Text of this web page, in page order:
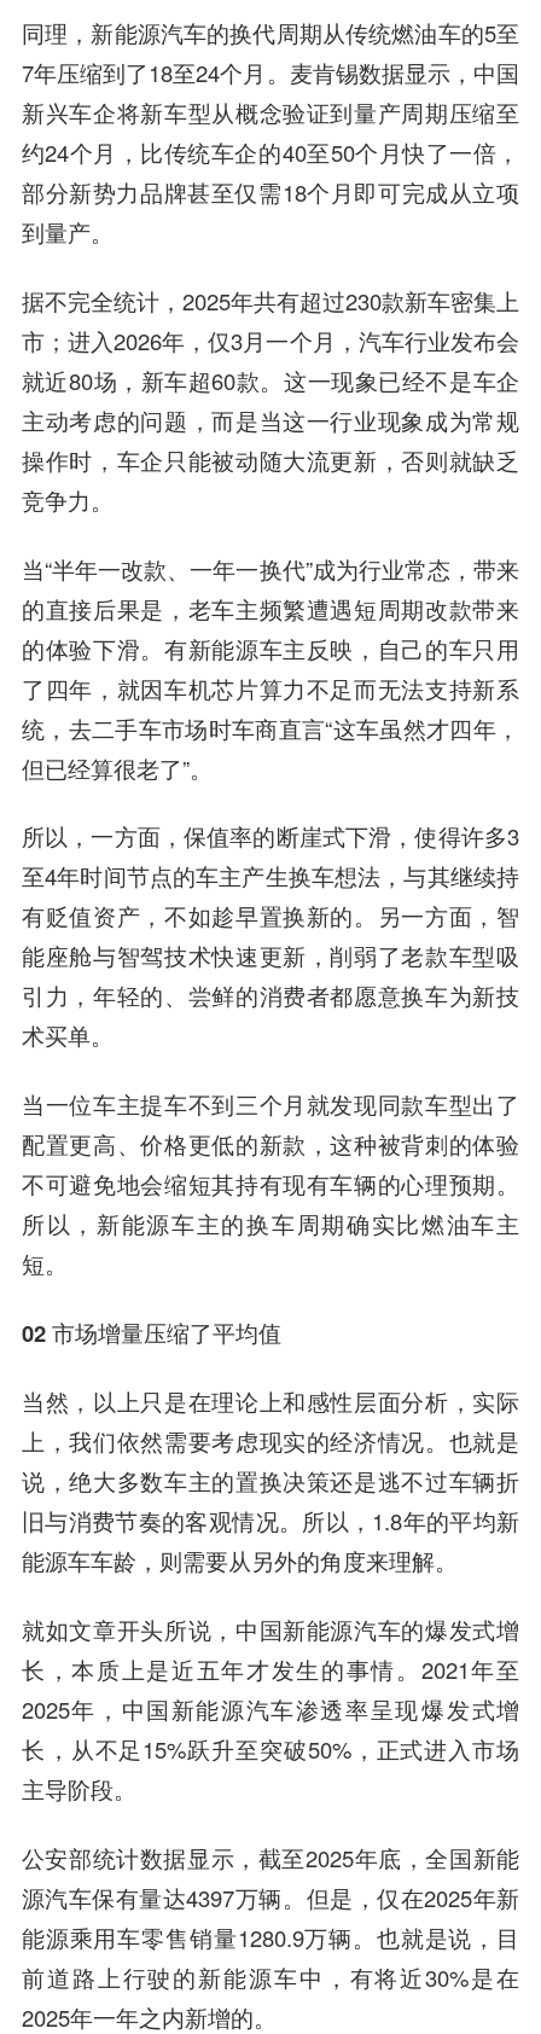
同理，新能源汽车的换代周期从传统燃油车的5至
7年压缩到了18至24个月。麦肯锡数据显示，中国
新兴车企将新车型从概念验证到量产周期压缩至
约24个月，比传统车企的40至50个月快了一倍，
部分新势力品牌甚至仅需18个月即可完成从立项
到量产。
据不完全统计，2025年共有超过230款新车密集上
市；进入2026年，仅3月一个月，汽车行业发布会
就近80场，新车超60款。这一现象已经不是车企
主动考虑的问题，而是当这一行业现象成为常规
操作时，车企只能被动随大流更新，否则就缺乏
竞争力。
当“半年一改款、一年一换代”成为行业常态，带来
的直接后果是，老车主频繁遭遇短周期改款带来
的体验下滑。有新能源车主反映，自己的车只用
了四年，就因车机芯片算力不足而无法支持新系
统，去二手车市场时车商直言“这车虽然才四年，
但已经算很老了”。
所以，一方面，保值率的断崖式下滑，使得许多3
至4年时间节点的车主产生换车想法，与其继续持
有贬值资产，不如趁早置换新的。另一方面，智
能座舱与智驾技术快速更新，削弱了老款车型吸
引力，年轻的、尝鲜的消费者都愿意换车为新技
术买单。
当一位车主提车不到三个月就发现同款车型出了
配置更高、价格更低的新款，这种被背刺的体验
不可避免地会缩短其持有现有车辆的心理预期。
所以，新能源车主的换车周期确实比燃油车主
短。
02市场增量压缩了平均值
当然，以上只是在理论上和感性层面分析，实际
上，我们依然需要考虑现实的经济情况。也就是
说，绝大多数车主的置换决策还是逃不过车辆折
旧与消费节奏的客观情况。所以，1.8年的平均新
能源车车龄，则需要从另外的角度来理解。
就如文章开头所说，中国新能源汽车的爆发式增
长，本质上是近五年才发生的事情。2021年至
2025年，中国新能源汽车渗透率呈现‌爆发式增
长‌，从不足15%跃升至突破50%，正式进入市场
主导阶段。
公安部统计数据显示，截至2025年底，全国新能
源汽车保有量达4397万辆。但是，仅在2025年新
能源乘用车零售销量1280.9万辆。也就是说，目
前道路上行驶的新能源车中，有将近30%是在
2025年一年之内新增的。